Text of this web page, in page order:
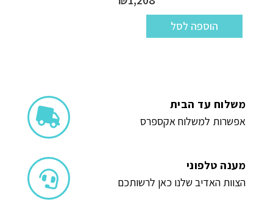
הוספה לסל
משלוח עד הבית
אפשרות למשלוח אקספרס
מענה טלפוני
הצוות האדיב שלנו כאן לרשותכם